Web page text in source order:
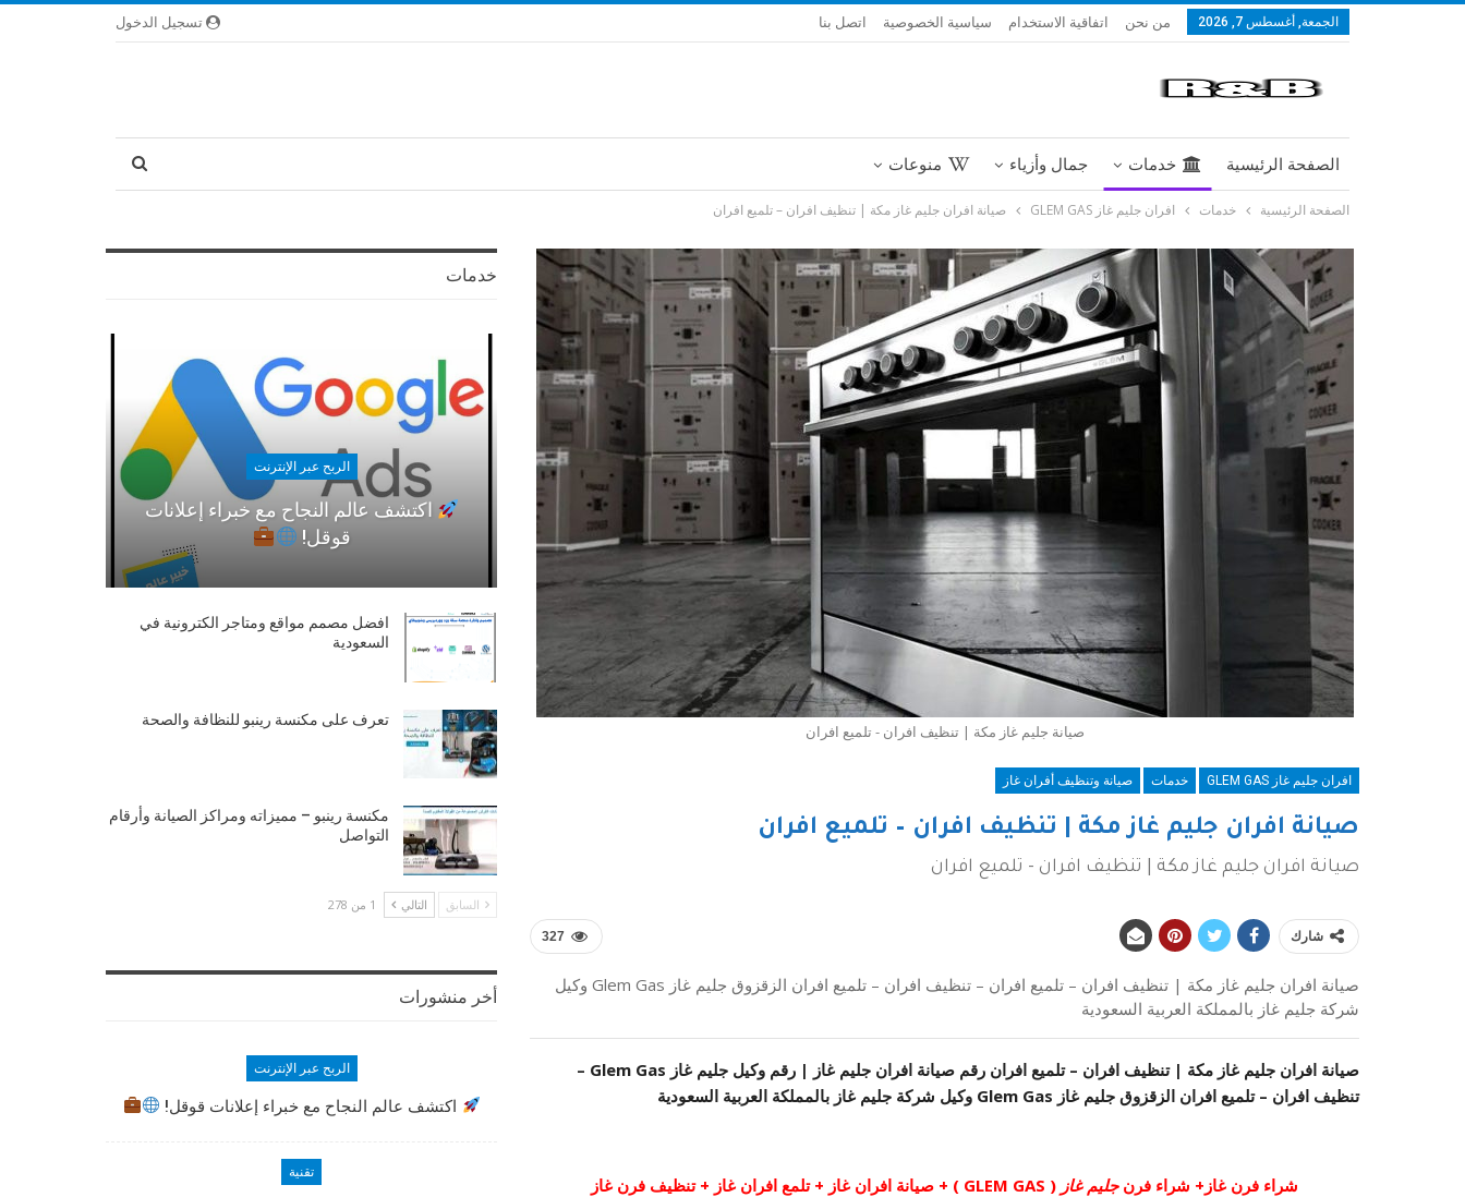
تسجيل الدخول الجمعة, أغسطس 7, 2026 من نحن اتفاقية الاستخدام سياسية الخصوصية اتصل بنا
الصفحة الرئيسية خدمات جمال وأزياء منوعات
الصفحة الرئيسية خدمات افران جليم غاز GLEM GAS صيانة افران جليم غاز مكة | تنظيف افران – تلميع افران
صيانة جليم غاز مكة | تنظيف افران - تلميع افران
افران جليم غاز GLEM GAS خدمات صيانة وتنظيف أفران غاز
صيانة افران جليم غاز مكة | تنظيف افران – تلميع افران
صيانة افران جليم غاز مكة | تنظيف افران - تلميع افران
327 شارك
صيانة افران جليم غاز مكة | تنظيف افران – تلميع افران – تنظيف افران – تلميع افران الزقزوق جليم غاز Glem Gas وكيل
شركة جليم غاز بالمملكة العربية السعودية
صيانة افران جليم غاز مكة | تنظيف افران – تلميع افران رقم صيانة افران جليم غاز | رقم وكيل جليم غاز Glem Gas –
تنظيف افران – تلميع افران الزقزوق جليم غاز Glem Gas وكيل شركة جليم غاز بالمملكة العربية السعودية
شراء فرن غاز+ شراء فرنجليم غاز ( GLEM GAS ) + صيانة افران غاز + تلمع افران غاز + تنظيف فرن غاز
خدمات
الربح عبر الإنترنت
اكتشف عالم النجاح مع خبراء إعلانات
قوقل!
افضل مصمم مواقع ومتاجر الكترونية في
السعودية
تعرف على مكنسة رينبو للنظافة والصحة
مكنسة رينبو – مميزاته ومراكز الصيانة وأرقام
التواصل
السابق التالي 1 من 278
أخر منشورات
الربح عبر الإنترنت
اكتشف عالم النجاح مع خبراء إعلانات قوقل!
تقنية